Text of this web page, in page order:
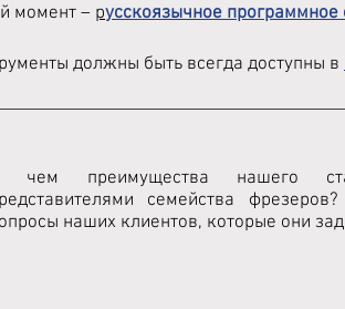
момент – русскоязычное программное
должны быть всегда доступны в
чем преимущества нашего
семейства
наших клиентов, которые они